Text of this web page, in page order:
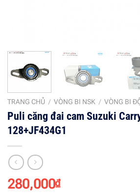
TRANG CHỦ / VÒNG BI NSK / VÒNG BI
Puli căng đai cam Suzuki
128+JF434G1
280,000₫